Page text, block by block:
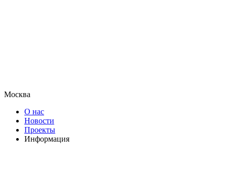
Москва
О нас
Новости
Проекты
Информация